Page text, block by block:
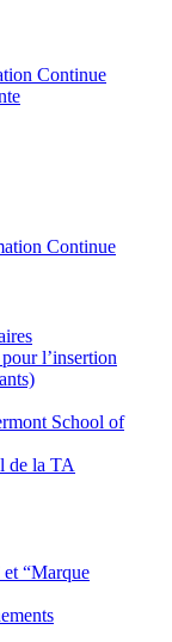
Continue
Continue
l’insertion
School of
de la TA
et “Marque